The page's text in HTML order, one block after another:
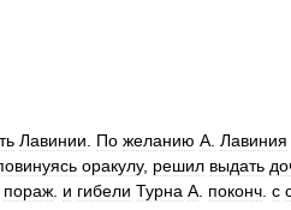
Лавинии По желанию А Лавиния
оракулу, решил выдать
пораж и гибели Турна А поконч с